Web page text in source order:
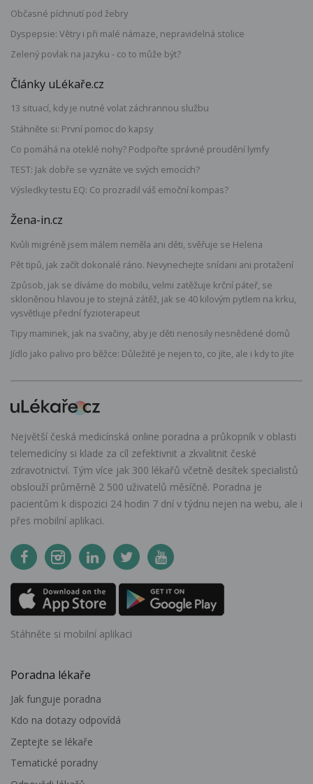
Občasné píchnutí pod žebry
Dyspepsie: Větry i při malé námaze, nepravidelná stolice
Zelený povlak na jazyku - co to může být?
Články uLékaře.cz
13 situací, kdy je nutné volat záchrannou službu
Stáhněte si: První pomoc do kapsy
Co pomáhá na oteklé nohy? Podpořte správné proudění lymfy
TEST: Jak dobře se vyznáte ve svých emocích?
Výsledky testu EQ: Co prozradil váš emoční kompas?
Žena-in.cz
Kvůli migréně jsem málem neměla ani děti, svěřuje se Helena
Pět tipů, jak začít dokonalé ráno. Nevynechejte snídani ani protažení
Způsob, jak se díváme do mobilu, velmi zatěžuje krční páteř, se
skloněnou hlavou je to stejná zátěž, jak se 40 kilovým pytlem na krku,
vysvětluje přední fyzioterapeut
Tipy maminek, jak na svačiny, aby je děti nenosily nesnědené domů
Jídlo jako palivo pro běžce: Důležité je nejen to, co jíte, ale i kdy to jíte
Největší česká medicínská online poradna a průkopník v oblasti
telemedicíny si klade za cíl zefektivnit a zkvalitnit české
zdravotnictví. Tým více jak 300 lékařů včetně desítek specialistů
obslouží průměrně 2 500 uživatelů měsíčně. Poradna je
pacientům k dispozici 24 hodin 7 dní v týdnu nejen na webu, ale i
přes mobilní aplikaci.
Stáhněte si mobilní aplikaci
Poradna lékaře
Jak funguje poradna
Kdo na dotazy odpovídá
Zeptejte se lékaře
Tematické poradny